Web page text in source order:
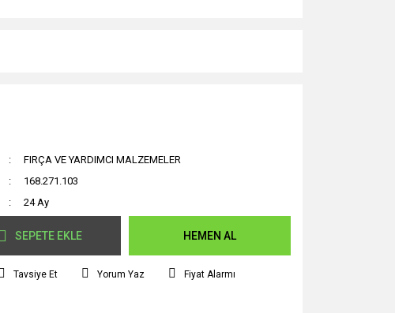
FIRÇA VE YARDIMCI MALZEMELER
168.271.103
24 Ay
SEPETE EKLE HEMEN AL
Tavsiye Et Yorum Yaz Fiyat Alarmı